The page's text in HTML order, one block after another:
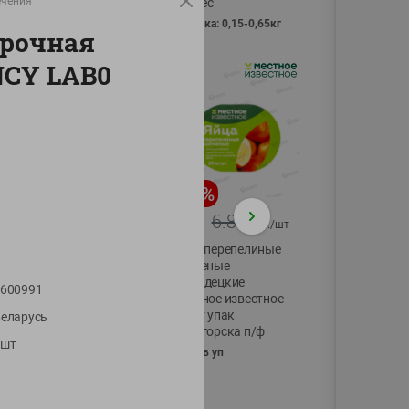
фасовка: 0,15-0,65кг
Известное 99%
%
6.89
руб./шт
Яйца перепелиные
копченые
Молодецкие
Местное известное
20 шт упак
Солигорска п/ф
20шт в уп
LAB0